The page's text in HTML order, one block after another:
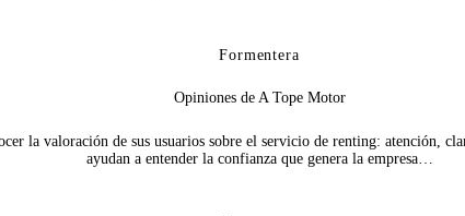
Formentera
Opiniones de A Tope Motor
la valoración de sus usuarios sobre el servicio de renting: atención,
ayudan a entender la confianza que genera la empresa…